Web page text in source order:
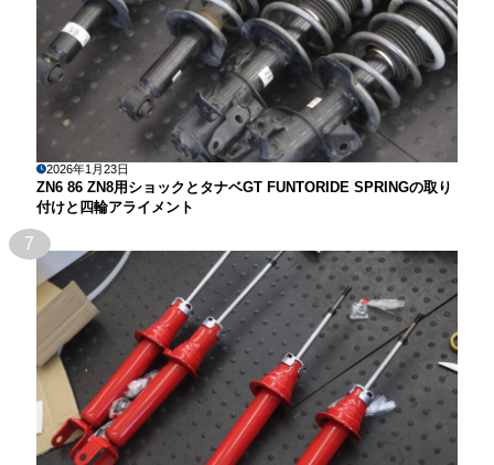
2026年1月23日
ZN6 86 ZN8用ショックとタナベGT FUNTORIDE SPRINGの取り
付けと四輪アライメント
7